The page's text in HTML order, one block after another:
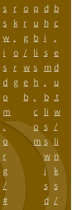
s
s
w
i
s
d
o
m
.
o
r
g
/
#
r
k
.
o
r
g
o
r
g
/
w
e
b
p
u
b
li
s
h
.
c
o
m
d
h
i
s
m
.
b
li
s
s
w
i
s
d
b
c
.
e
d
u
.t
w
/
li
n
k
s
/